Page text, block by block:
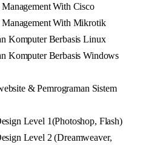
With Cisco
With Mikrotik
Komputer Berbasis Linux
Komputer Berbasis Windows
& Pemrograman Sistem
Level 1(Photoshop, Flash)
Level 2 (Dreamweaver,